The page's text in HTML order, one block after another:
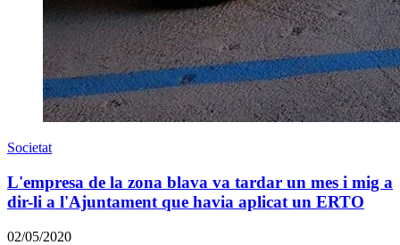
Societat
L'empresa de la zona blava va tardar un mes i mig a
dir-li a l'Ajuntament que havia aplicat un ERTO
02/05/2020